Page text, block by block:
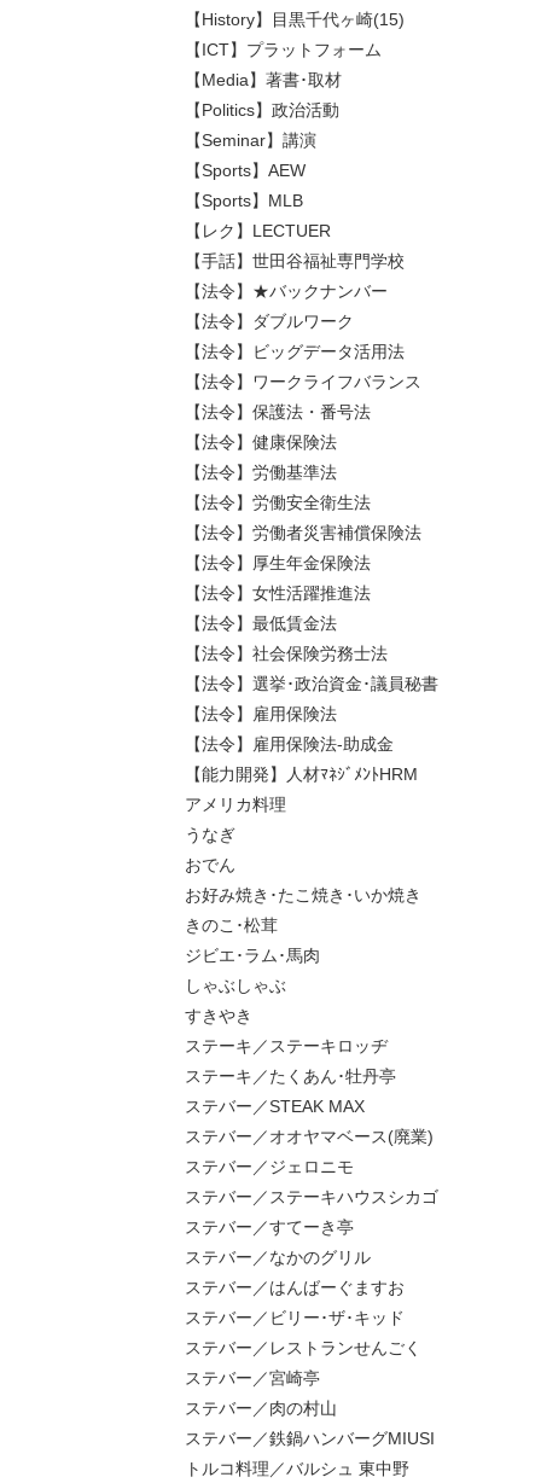
【History】目黒千代ヶ崎(15)
【ICT】プラットフォーム
【Media】著書･取材
【Politics】政治活動
【Seminar】講演
【Sports】AEW
【Sports】MLB
【レク】LECTUER
【手話】世田谷福祉専門学校
【法令】★バックナンバー
【法令】ダブルワーク
【法令】ビッグデータ活用法
【法令】ワークライフバランス
【法令】保護法・番号法
【法令】健康保険法
【法令】労働基準法
【法令】労働安全衛生法
【法令】労働者災害補償保険法
【法令】厚生年金保険法
【法令】女性活躍推進法
【法令】最低賃金法
【法令】社会保険労務士法
【法令】選挙･政治資金･議員秘書
【法令】雇用保険法
【法令】雇用保険法-助成金
【能力開発】人材ﾏﾈｼﾞﾒﾝﾄHRM
アメリカ料理
うなぎ
おでん
お好み焼き･たこ焼き･いか焼き
きのこ･松茸
ジビエ･ラム･馬肉
しゃぶしゃぶ
すきやき
ステーキ／ステーキロッヂ
ステーキ／たくあん･牡丹亭
ステバー／STEAK MAX
ステバー／オオヤマベース(廃業)
ステバー／ジェロニモ
ステバー／ステーキハウスシカゴ
ステバー／すてーき亭
ステバー／なかのグリル
ステバー／はんばーぐますお
ステバー／ビリー･ザ･キッド
ステバー／レストランせんごく
ステバー／宮崎亭
ステバー／肉の村山
ステバー／鉄鍋ハンバーグMIUSI
トルコ料理／バルシュ 東中野